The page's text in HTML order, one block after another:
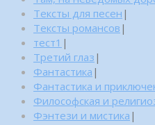
Тексты для песен |
Тексты романсов |
тест1 |
Третий глаз |
Фантастика |
Фантастика и
Философская и
Фэнтези и мистика |